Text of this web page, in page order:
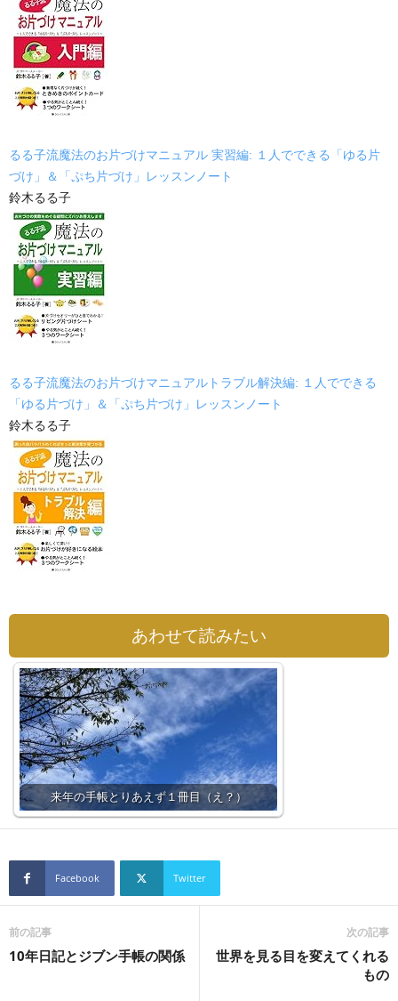
るる子流魔法のお片づけマニュアル 実習編: １人でできる「ゆる片
づけ」＆「ぷち片づけ」レッスンノート
鈴木るる子
るる子流魔法のお片づけマニュアルトラブル解決編: １人でできる
「ゆる片づけ」＆「ぷち片づけ」レッスンノート
鈴木るる子
あわせて読みたい
来年の手帳とりあえず１冊目（え？）
Facebook Twitter
前の記事
10年日記とジブン手帳の関係
次の記事
世界を見る目を変えてくれる
もの